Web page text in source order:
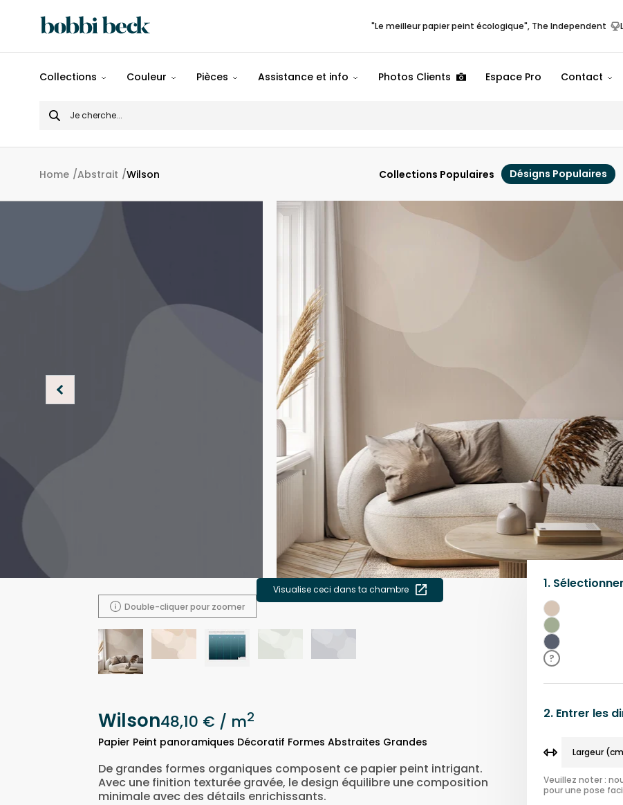
"Le meilleur papier peint écologique", The Independent
Populaires
Panoramiques
Collections Couleur Pièces Assistance et info Photos Clients Espace Pro Contact
Search
for
Home Abstrait Wilson Collections Populaires Désigns Populaires
Double-cliquer pour zoomer
Visualise ceci dans ta chambre
Wilson48,10 € / m2
Papier Peint panoramiques Décoratif Formes Abstraites Grandes
1.
Beige
Vert
Bleu
?
2. Entrer les
Veuillez noter :
pour une pose
De grandes formes organiques composent ce papier peint intrigant.
Avec une finition texturée gravée, le design équilibre une composition
minimale avec des détails enrichissants.